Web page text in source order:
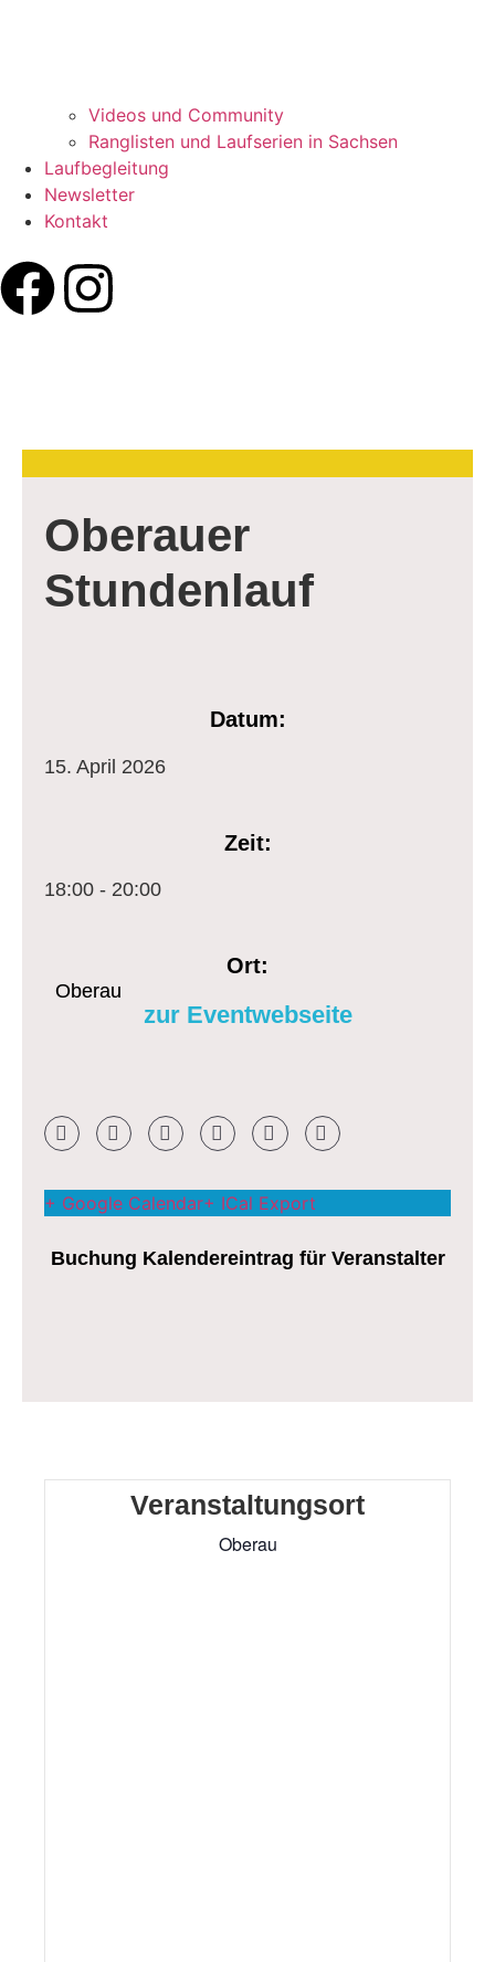
Videos und Community
Ranglisten und Laufserien in Sachsen
Laufbegleitung
Newsletter
Kontakt
Oberauer
Stundenlauf
Datum:
15. April 2026
Zeit:
18:00 - 20:00
Ort:
Oberau
zur Eventwebseite
+ Google Calendar+ ICal Export
Buchung Kalendereintrag für Veranstalter
Veranstaltungsort
Oberau